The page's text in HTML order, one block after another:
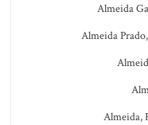
Almeida
Almeida
Almeida,